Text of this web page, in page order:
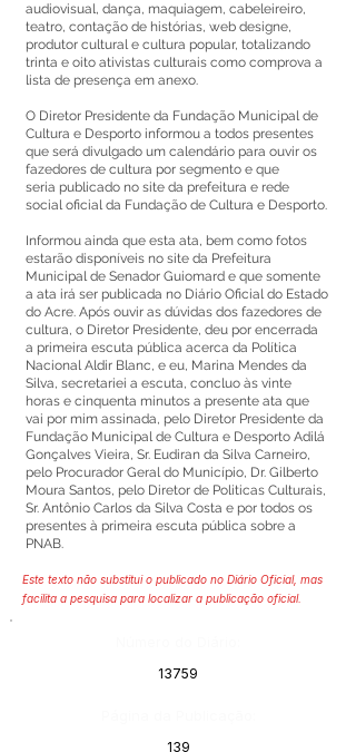
audiovisual, dança, maquiagem, cabeleireiro,
teatro, contação de histórias, web designe,
produtor cultural e cultura popular, totalizando
trinta e oito ativistas culturais como comprova a
lista de presença em anexo.
O Diretor Presidente da Fundação Municipal de
Cultura e Desporto informou a todos presentes
que será divulgado um calendário para ouvir os
fazedores de cultura por segmento e que
seria publicado no site da prefeitura e rede
social oficial da Fundação de Cultura e Desporto.
Informou ainda que esta ata, bem como fotos
estarão disponíveis no site da Prefeitura
Municipal de Senador Guiomard e que somente
a ata irá ser publicada no Diário Oficial do Estado
do Acre. Após ouvir as dúvidas dos fazedores de
cultura, o Diretor Presidente, deu por encerrada
a primeira escuta pública acerca da Política
Nacional Aldir Blanc, e eu, Marina Mendes da
Silva, secretariei a escuta, concluo às vinte
horas e cinquenta minutos a presente ata que
vai por mim assinada, pelo Diretor Presidente da
Fundação Municipal de Cultura e Desporto Adilá
Gonçalves Vieira, Sr. Eudiran da Silva Carneiro,
pelo Procurador Geral do Município, Dr. Gilberto
Moura Santos, pelo Diretor de Politicas Culturais,
Sr. Antônio Carlos da Silva Costa e por todos os
presentes à primeira escuta pública sobre a
PNAB.
Este texto não substitui o publicado no Diário Oficial, mas
facilita a pesquisa para localizar a publicação oficial.
13759
139